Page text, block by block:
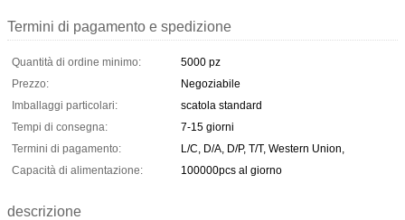
Termini di pagamento e spedizione
Quantità di ordine minimo:
5000 pz
Prezzo:
Negoziabile
Imballaggi particolari:
scatola standard
Tempi di consegna:
7-15 giorni
Termini di pagamento:
L/C, D/A, D/P, T/T, Western Union,
Capacità di alimentazione:
100000pcs al giorno
descrizione